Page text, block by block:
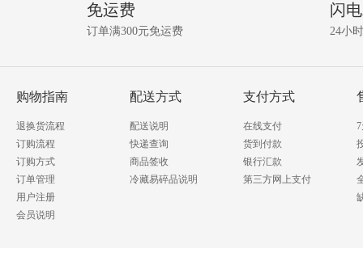
我要提问
免运费
订单满300元免运费
闪
24小
购物指南
退换货流程
订购流程
订购方式
订单管理
用户注册
会员说明
配送方式
配送说明
快递查询
商品签收
冷藏易碎品说明
支付方式
在线支付
货到付款
银行汇款
第三方网上支付